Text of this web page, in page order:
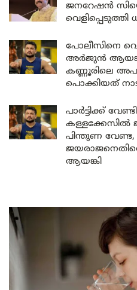
ജനറേഷൻ സിയെ
വെളിപ്പെടുത്തി
പോലീസിനെ
അർജുൻ
കണ്ണൂരിലെ
പൊക്കിയത്
പാർട്ടിക്ക്
കള്ളക്കേസിൽ
പിന്തുണ വേണ്ട,
ആയങ്കി